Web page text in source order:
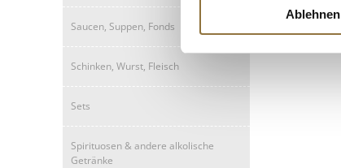
Ablehnen
Saucen, Suppen, Fonds
Schinken, Wurst, Fleisch
Sets
Spirituosen & andere alkolische
Getränke